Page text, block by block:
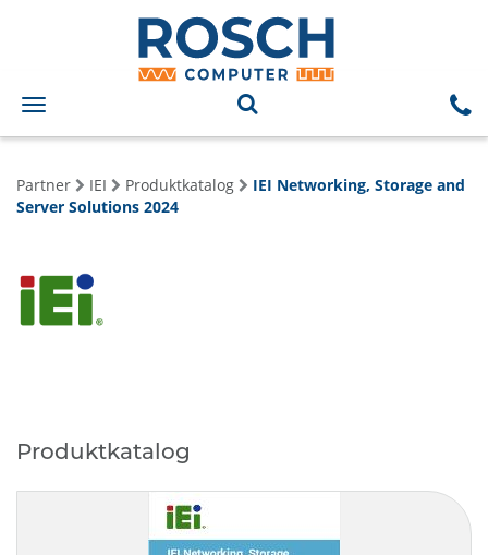
Toggle
navigation
Partner IEI Produktkatalog
IEI Networking, Storage and
Server Solutions 2024
Produktkatalog